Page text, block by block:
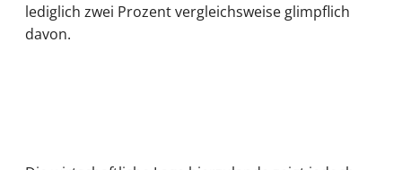
lediglich zwei Prozent vergleichsweise glimpflich
davon.